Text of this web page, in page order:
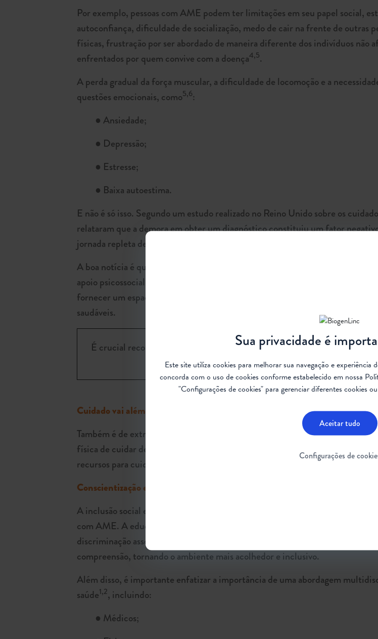
Sua privacidade é
Este site utiliza cookies para melhorar sua navegação e
concorda com o uso de cookies conforme estabelecido em nossa
"Configurações de cookies" para gerenciar diferentes cookies
Aceitar tudo
Configurações de
Por exemplo, pessoas com AME podem ter limitações em seu papel social,
autoconfiança, dificuldade de socialização, medo de cair na frente de outras
físicas, frustração por ser abordado de maneira diferente dos indivíduos não
enfrentados por quem convive com a doença4,5.
A perda gradual da força muscular, a dificuldade de locomoção e a
questões emocionais, como5,6:
● Ansiedade;
● Depressão;
● Estresse;
● Baixa autoestima.
E não é só isso. Segundo um estudo realizado no Reino Unido sobre os
relataram que a demora em obter um diagnóstico constituiu um fator
jornada repleta de desafios.
A boa notícia é que com o cuidado adequado é possível garantir melhoria
apoio psicossocial, tanto individualmente quanto em grupo. Profissionais de
fornecer um espaço seguro para expressarem suas emoções, lidarem com a
saudáveis.
É crucial reconhecer que cada paciente é único e enfrenta desafios
adaptados às necessidades e
Cuidado vai além do paciente
Também é de extrema relevância levar em consideração a saúde mental dos
física de cuidar de um ente querido com uma condição crônica pode ser
recursos para cuidar de sua própria saúde mental.
Conscientização e atenção multidisciplinar são peças-chave
A inclusão social e a conscientização pública também desempenham um
com AME. A educação da sociedade em geral sobre as dificuldades
discriminação associados à doença. Campanhas de sensibilização e
compreensão, tornando o ambiente mais acolhedor e inclusivo.
Além disso, é importante enfatizar a importância de uma abordagem
saúde1,2, incluindo:
● Médicos;